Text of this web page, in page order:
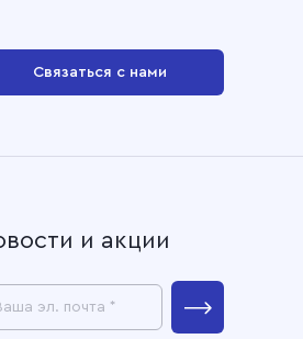
Связаться с нами
и акции
эл. почта *